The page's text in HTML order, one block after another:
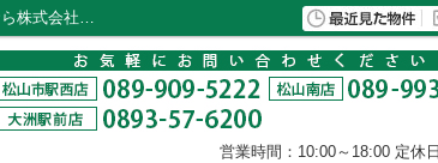
SUPER ABC(スーパーABC) 道後南店周辺の物件一覧｜松山市・大洲市の賃貸・不動産なら株式会社NYホーム
営業時間：10:00～18:00 定休